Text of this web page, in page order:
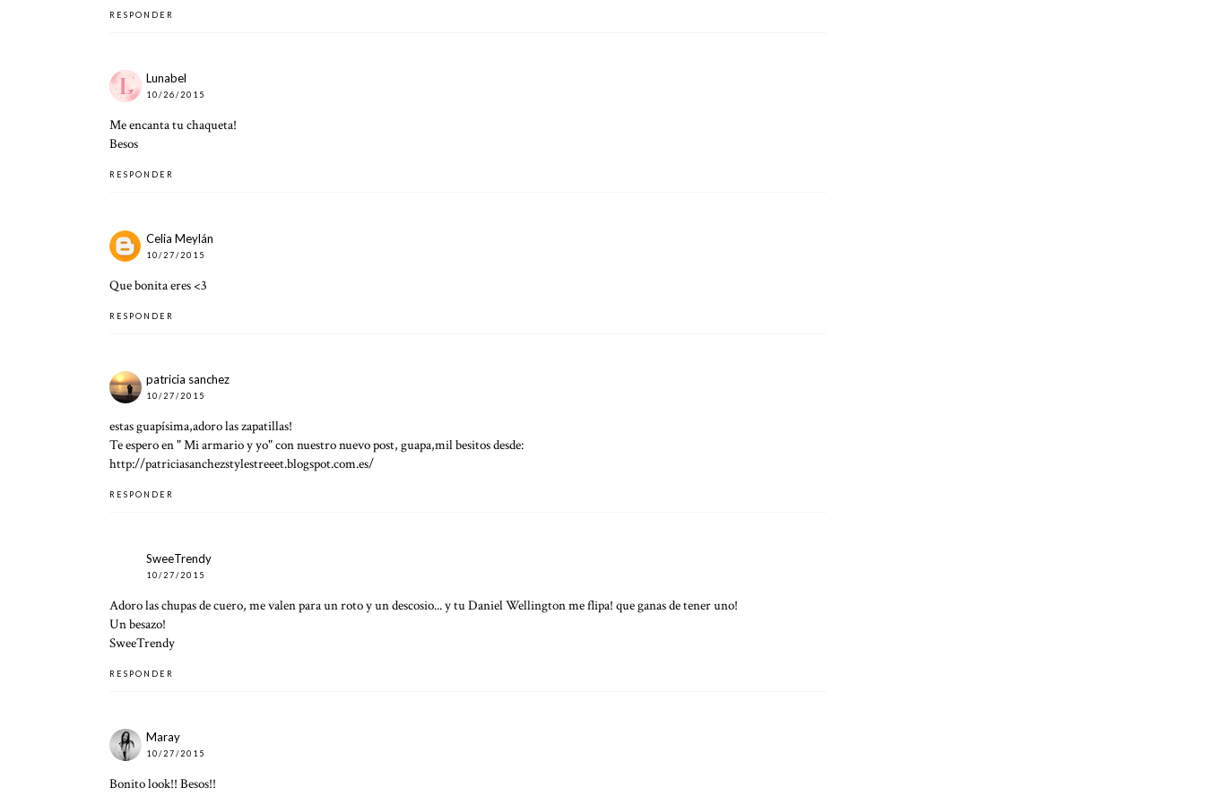
RESPONDER
Lunabel
10/26/2015
Me encanta tu chaqueta!
Besos
RESPONDER
Celia Meylán
10/27/2015
Que bonita eres <3
RESPONDER
patricia sanchez
10/27/2015
estas guapísima,adoro las zapatillas!
Te espero en " Mi armario y yo" con nuestro nuevo post, guapa,mil besitos desde:
http://patriciasanchezstylestreeet.blogspot.com.es/
RESPONDER
SweeTrendy
10/27/2015
Adoro las chupas de cuero, me valen para un roto y un descosio... y tu Daniel Wellington me flipa! que ganas de tener uno!
Un besazo!
SweeTrendy
RESPONDER
Maray
10/27/2015
Bonito look!! Besos!!